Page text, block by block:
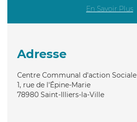
En Savoir Plus
Adresse
Centre Communal d'action Sociale
1, rue de l'Épine-Marie
78980 Saint-Illiers-la-Ville